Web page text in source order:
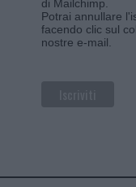
di Mailchimp
Potrai annullare
facendo clic sul
nostre e-mail.